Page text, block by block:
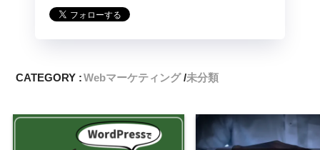
CATEGORY :Webマーケティング 未分類